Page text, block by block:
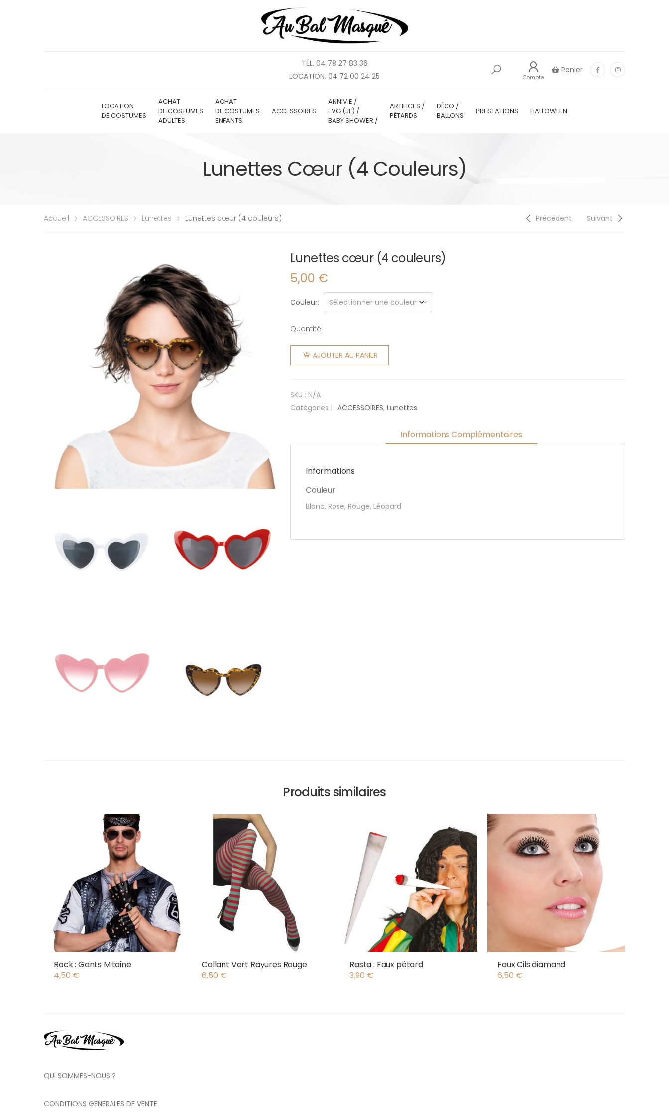
TÉL. 04 78 27 83 36
LOCATION. 04 72 00 24 25
Compte
Panier
LOCATION
DE COSTUMES
ACHAT
DE COSTUMES
ADULTES
ACHAT
DE COSTUMES
ENFANTS
ACCESSOIRES
ANNIV.E /
EVG (JF) /
BABY SHOWER /
ARTIFICES /
PÉTARDS
DÉCO./
BALLONS
PRESTATIONS HALLOWEEN
Lunettes Cœur (4 Couleurs)
Accueil ACCESSOIRES Lunettes Lunettes cœur (4 couleurs) Précédent Suivant
Lunettes cœur (4 couleurs)
5,00 €
Couleur
Quantité:
quantité
de
Lunettes
AJOUTER AU PANIER
SKU : N/A
Catégories : ACCESSOIRES, Lunettes
Informations Complémentaires
Informations
Couleur
Blanc, Rose, Rouge, Léopard
Produits similaires
Rock : Gants Mitaine
4,50 €
Collant Vert Rayures Rouge
6,50 €
Rasta : Faux pétard
3,90 €
Faux Cils diamand
6,50 €
QUI SOMMES-NOUS ?
CONDITIONS GENERALES DE VENTE